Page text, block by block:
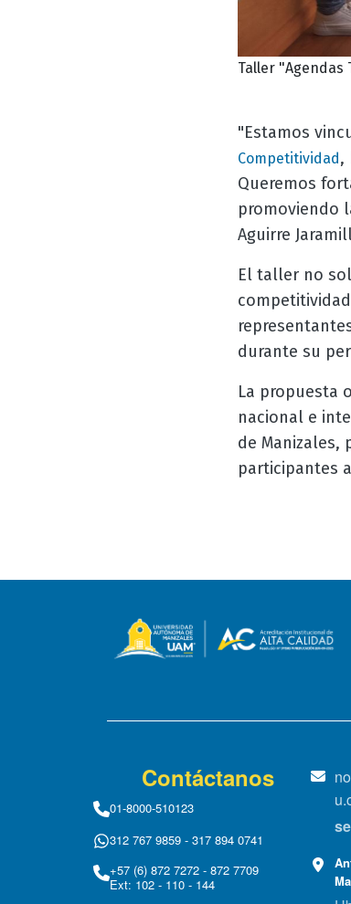
Taller "Agendas
"Estamos
Competitividad,
Queremos
promoviendo
Aguirre
El taller no
durante su
La propuesta
nacional e
de Manizales,
participantes
Contáctanos
01-8000-510123
312 767 9859 - 317 894 0741
+57 (6) 872 7272 - 872 7709
Ext: 102 - 110 - 144